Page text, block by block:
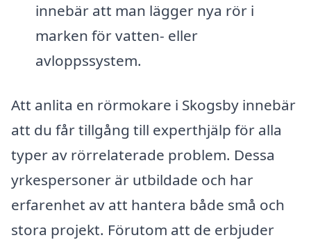
innebär att man lägger nya rör i
marken för vatten- eller
avloppssystem.
Att anlita en rörmokare i Skogsby innebär
att du får tillgång till experthjälp för alla
typer av rörrelaterade problem. Dessa
yrkespersoner är utbildade och har
erfarenhet av att hantera både små och
stora projekt. Förutom att de erbjuder